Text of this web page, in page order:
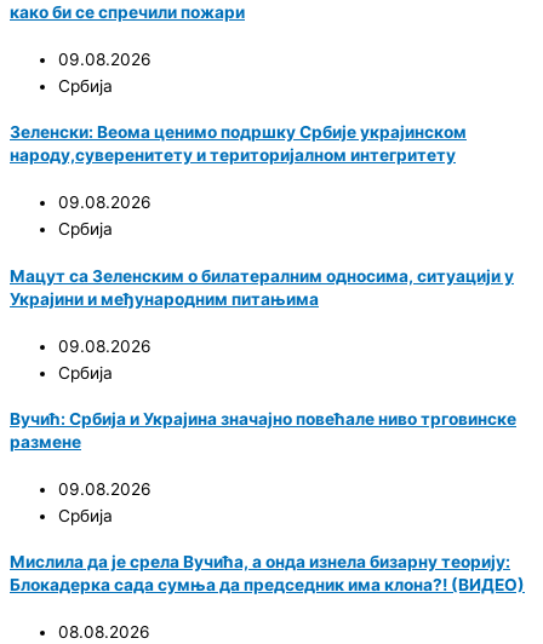
како би се спречили пожари
09.08.2026
Србија
Зеленски: Веома ценимо подршку Србије украјинском
народу,суверенитету и територијалном интегритету
09.08.2026
Србија
Мацут са Зеленским о билатералним односима, ситуацији у
Украјини и међународним питањима
09.08.2026
Србија
Вучић: Србија и Украјина значајно повећале ниво трговинске
размене
09.08.2026
Србија
Мислила да је срела Вучића, а онда изнела бизарну теорију:
Блокадерка сада сумња да председник има клона?! (ВИДЕО)
08.08.2026